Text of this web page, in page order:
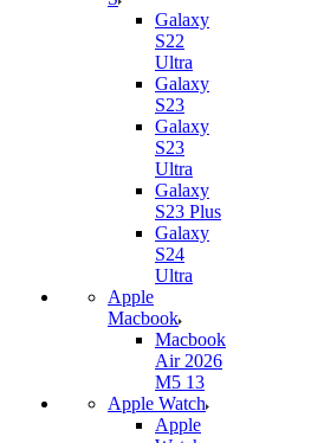
Galaxy
S22
Ultra
Galaxy
S23
Galaxy
S23
Ultra
Galaxy
S23 Plus
Galaxy
S24
Ultra
Apple
Macbook
Macbook
Air 2026
M5 13
Apple Watch
Apple